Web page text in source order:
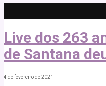
Live dos 263
de Santana
4 de fevereiro de 2021